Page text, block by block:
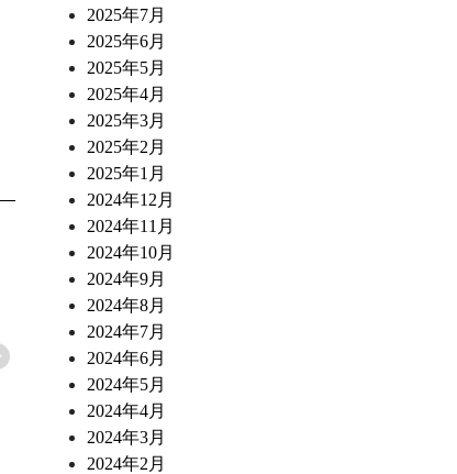
ワインショップ&ダイナー FUJIMARU 東心
斎橋店 スタッフブログ
なにわ黒牛 炭火焼き ポスタ・ミラン
2025年7月
2025年6月
2025年5月
2025年4月
2025年3月
2025年2月
2025年1月
2024年12月
2024年11月
2024年10月
2024年9月
2024年8月
2024年7月
2024年6月
2024年5月
2024年4月
2024年3月
2024年2月